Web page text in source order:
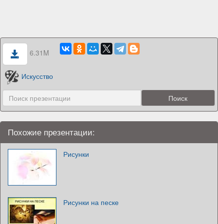
6.31M
Искусство
Похожие презентации:
Рисунки
Рисунки на песке